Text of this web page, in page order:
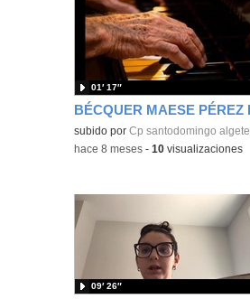
Contenido educativo.
subido porCp santodomingo algete
01′ 17″
-hace 8 meses -10 visualizaciones
09′ 26″